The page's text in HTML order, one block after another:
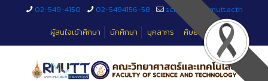
02-549-4150 02-5494156-58
sciteched@rmutt.ac.th
ผู้สนใจเข้าศึกษา
นักศึกษา บุคลากร ศิษย์เก่า